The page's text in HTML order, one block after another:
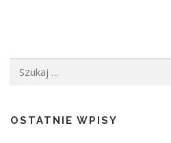
OSTATNIE WPISY